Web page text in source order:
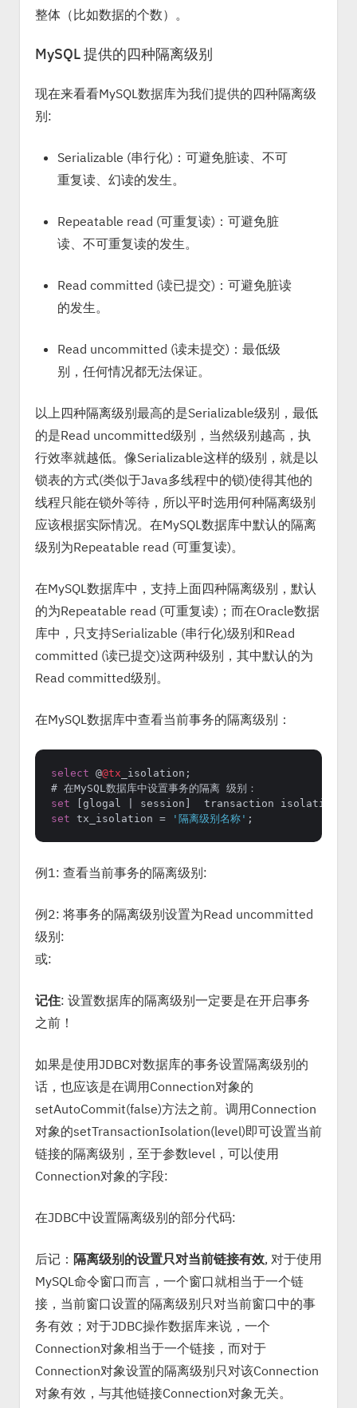
整体（比如数据的个数）。
MySQL 提供的四种隔离级别
现在来看看MySQL数据库为我们提供的四种隔离级
别:
Serializable (串行化)：可避免脏读、不可
重复读、幻读的发生。
Repeatable read (可重复读)：可避免脏
读、不可重复读的发生。
Read committed (读已提交)：可避免脏读
的发生。
Read uncommitted (读未提交)：最低级
别，任何情况都无法保证。
以上四种隔离级别最高的是Serializable级别，最低
的是Read uncommitted级别，当然级别越高，执
行效率就越低。像Serializable这样的级别，就是以
锁表的方式(类似于Java多线程中的锁)使得其他的
线程只能在锁外等待，所以平时选用何种隔离级别
应该根据实际情况。在MySQL数据库中默认的隔离
级别为Repeatable read (可重复读)。
在MySQL数据库中，支持上面四种隔离级别，默认
的为Repeatable read (可重复读)；而在Oracle数据
库中，只支持Serializable (串行化)级别和Read
committed (读已提交)这两种级别，其中默认的为
Read committed级别。
在MySQL数据库中查看当前事务的隔离级别：
select @@tx _isolation;
set [glogal
set tx_isolation = '隔离级别名称'
例1: 查看当前事务的隔离级别:
例2: 将事务的隔离级别设置为Read uncommitted
级别:
或:
记住: 设置数据库的隔离级别一定要是在开启事务
之前！
如果是使用JDBC对数据库的事务设置隔离级别的
话，也应该是在调用Connection对象的
setAutoCommit(false)方法之前。调用Connection
对象的setTransactionIsolation(level)即可设置当前
链接的隔离级别，至于参数level，可以使用
Connection对象的字段:
在JDBC中设置隔离级别的部分代码:
后记： 隔离级别的设置只对当前链接有效, 对于使用
MySQL命令窗口而言，一个窗口就相当于一个链
接，当前窗口设置的隔离级别只对当前窗口中的事
务有效；对于JDBC操作数据库来说，一个
Connection对象相当于一个链接，而对于
Connection对象设置的隔离级别只对该Connection
对象有效，与其他链接Connection对象无关。